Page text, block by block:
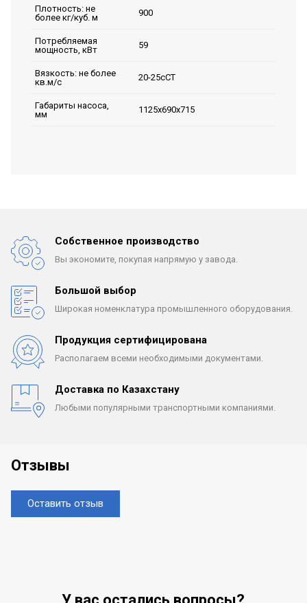
Плотность: не
более кг/куб. м
900
Потребляемая
мощность, кВт
59
Вязкость: не более
кв.м/с
20-25сСТ
Габариты насоса,
мм
1125х690х715
Собственное производство
Вы экономите, покупая напрямую у завода.
Большой выбор
Широкая номенклатура промышленного оборудования.
Продукция сертифицирована
Располагаем всеми необходимыми документами.
Доставка по Казахстану
Любыми популярными транспортными компаниями.
Отзывы
Оставить отзыв